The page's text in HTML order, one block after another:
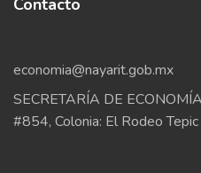
Contacto
economia@nayarit.gob.mx
SECRETARÍA DE
#854, Colonia: El Rodeo